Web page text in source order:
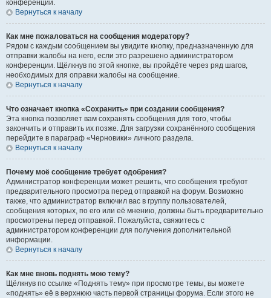
конференции.
Вернуться к началу
Как мне пожаловаться на сообщения модератору?
Рядом с каждым сообщением вы увидите кнопку, предназначенную для
отправки жалобы на него, если это разрешено администратором
конференции. Щёлкнув по этой кнопке, вы пройдёте через ряд шагов,
необходимых для оправки жалобы на сообщение.
Вернуться к началу
Что означает кнопка «Сохранить» при создании сообщения?
Эта кнопка позволяет вам сохранять сообщения для того, чтобы
закончить и отправить их позже. Для загрузки сохранённого сообщения
перейдите в параграф «Черновики» личного раздела.
Вернуться к началу
Почему моё сообщение требует одобрения?
Администратор конференции может решить, что сообщения требуют
предварительного просмотра перед отправкой на форум. Возможно
также, что администратор включил вас в группу пользователей,
сообщения которых, по его или её мнению, должны быть предварительно
просмотрены перед отправкой. Пожалуйста, свяжитесь с
администратором конференции для получения дополнительной
информации.
Вернуться к началу
Как мне вновь поднять мою тему?
Щёлкнув по ссылке «Поднять тему» при просмотре темы, вы можете
«поднять» её в верхнюю часть первой страницы форума. Если этого не